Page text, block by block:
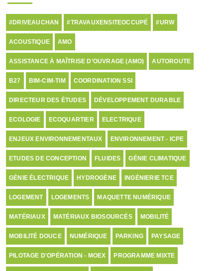
#DRIVEAUCHAN #TRAVAUXENSITEOCCUPÉ #URW
ACOUSTIQUE AMO
ASSISTANCE À MAÎTRISE D’OUVRAGE (AMO) AUTOROUTE
B27 BIM-CIM-TIM COORDINATION SSI
DIRECTEUR DES ÉTUDES DÉVELOPPEMENT DURABLE
ECOLOGIE ECOQUARTIER ELECTRIQUE
ENJEUX ENVIRONNEMENTAUX ENVIRONNEMENT - ICPE
ETUDES DE CONCEPTION FLUIDES GÉNIE CLIMATIQUE
GÉNIE ÉLECTRIQUE HYDROGÈNE INGÉNIERIE TCE
LOGEMENT LOGEMENTS MAQUETTE NUMÉRIQUE
MATÉRIAUX MATÉRIAUX BIOSOURCÉS MOBILITÉ
MOBILITÉ DOUCE NUMÉRIQUE PARKING PAYSAGE
PILOTAGE D'OPÉRATION - MOEX PROGRAMME MIXTE